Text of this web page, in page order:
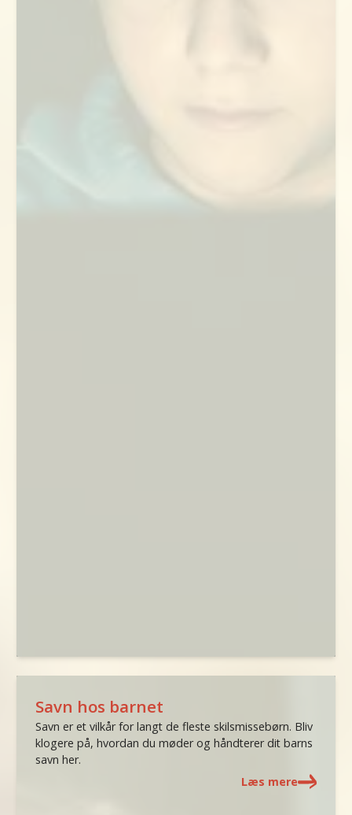
Savn hos barnet
Savn er et vilkår for langt de fleste skilsmissebørn. Bliv
klogere på, hvordan du møder og håndterer dit barns
savn her.
Læs mere